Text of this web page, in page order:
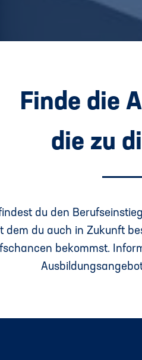
Finde die
die zu
du den
dem du auch in Zukunft
bekommst.